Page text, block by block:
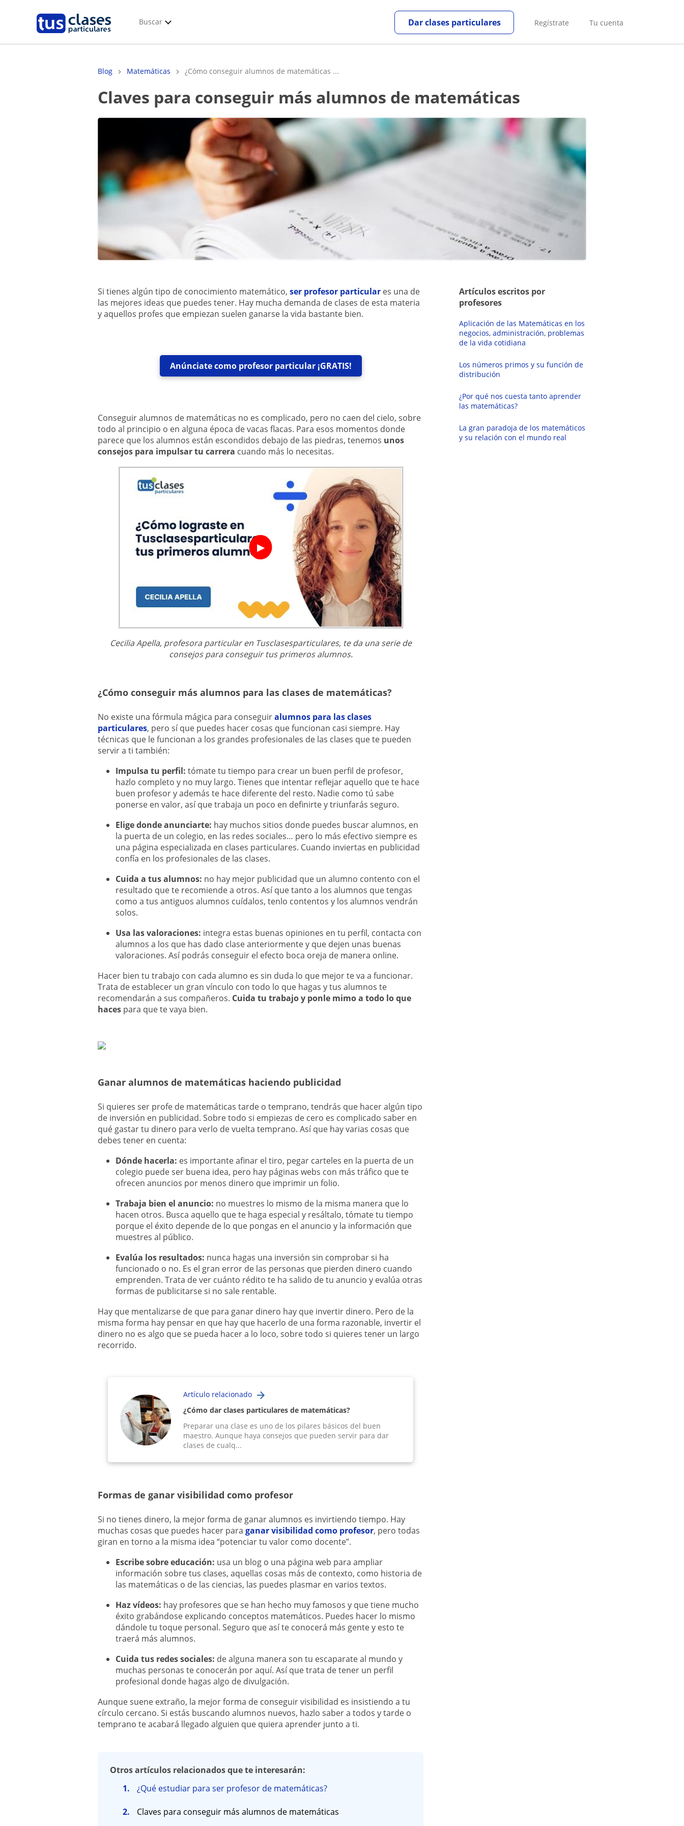
Buscar Regístrate Tu cuenta
Dar clases particulares
Blog Matemáticas ¿Cómo conseguir alumnos de matemáticas ...
Claves para conseguir más alumnos de matemáticas
Si tienes algún tipo de conocimiento matemático, ser profesor particular es una de
las mejores ideas que puedes tener. Hay mucha demanda de clases de esta materia
y aquellos profes que empiezan suelen ganarse la vida bastante bien.
Anúnciate como profesor particular ¡GRATIS!
Conseguir alumnos de matemáticas no es complicado, pero no caen del cielo, sobre
todo al principio o en alguna época de vacas flacas. Para esos momentos donde
parece que los alumnos están escondidos debajo de las piedras, tenemos unos
consejos para impulsar tu carrera cuando más lo necesitas.
▶
Cecilia Apella, profesora particular en Tusclasesparticulares, te da una serie de
consejos para conseguir tus primeros alumnos.
¿Cómo conseguir más alumnos para las clases de matemáticas?
No existe una fórmula mágica para conseguiralumnos para las clases
particulares, pero sí que puedes hacer cosas que funcionan casi siempre. Hay
técnicas que le funcionan a los grandes profesionales de las clases que te pueden
servir a ti también:
Impulsa tu perfil: tómate tu tiempo para crear un buen perfil de profesor,
hazlo completo y no muy largo. Tienes que intentar reflejar aquello que te hace
buen profesor y además te hace diferente del resto. Nadie como tú sabe
ponerse en valor, así que trabaja un poco en definirte y triunfarás seguro.
Elige donde anunciarte: hay muchos sitios donde puedes buscar alumnos, en
la puerta de un colegio, en las redes sociales… pero lo más efectivo siempre es
una página especializada en clases particulares. Cuando inviertas en publicidad
confía en los profesionales de las clases.
Cuida a tus alumnos: no hay mejor publicidad que un alumno contento con el
resultado que te recomiende a otros. Así que tanto a los alumnos que tengas
como a tus antiguos alumnos cuídalos, tenlo contentos y los alumnos vendrán
solos.
Usa las valoraciones: integra estas buenas opiniones en tu perfil, contacta con
alumnos a los que has dado clase anteriormente y que dejen unas buenas
valoraciones. Así podrás conseguir el efecto boca oreja de manera online.
Hacer bien tu trabajo con cada alumno es sin duda lo que mejor te va a funcionar.
Trata de establecer un gran vínculo con todo lo que hagas y tus alumnos te
recomendarán a sus compañeros. Cuida tu trabajo y ponle mimo a todo lo que
haces para que te vaya bien.
Ganar alumnos de matemáticas haciendo publicidad
Si quieres ser profe de matemáticas tarde o temprano, tendrás que hacer algún tipo
de inversión en publicidad. Sobre todo si empiezas de cero es complicado saber en
qué gastar tu dinero para verlo de vuelta temprano. Así que hay varias cosas que
debes tener en cuenta:
Dónde hacerla: es importante afinar el tiro, pegar carteles en la puerta de un
colegio puede ser buena idea, pero hay páginas webs con más tráfico que te
ofrecen anuncios por menos dinero que imprimir un folio.
Trabaja bien el anuncio: no muestres lo mismo de la misma manera que lo
hacen otros. Busca aquello que te haga especial y resáltalo, tómate tu tiempo
porque el éxito depende de lo que pongas en el anuncio y la información que
muestres al público.
Evalúa los resultados: nunca hagas una inversión sin comprobar si ha
funcionado o no. Es el gran error de las personas que pierden dinero cuando
emprenden. Trata de ver cuánto rédito te ha salido de tu anuncio y evalúa otras
formas de publicitarse si no sale rentable.
Hay que mentalizarse de que para ganar dinero hay que invertir dinero. Pero de la
misma forma hay pensar en que hay que hacerlo de una forma razonable, invertir el
dinero no es algo que se pueda hacer a lo loco, sobre todo si quieres tener un largo
recorrido.
Artículo relacionado
¿Cómo dar clases particulares de matemáticas?
Preparar una clase es uno de los pilares básicos del buen
maestro. Aunque haya consejos que pueden servir para dar
clases de cualq...
Formas de ganar visibilidad como profesor
Si no tienes dinero, la mejor forma de ganar alumnos es invirtiendo tiempo. Hay
muchas cosas que puedes hacer para ganar visibilidad como profesor, pero todas
giran en torno a la misma idea “potenciar tu valor como docente”.
Escribe sobre educación: usa un blog o una página web para ampliar
información sobre tus clases, aquellas cosas más de contexto, como historia de
las matemáticas o de las ciencias, las puedes plasmar en varios textos.
Haz vídeos: hay profesores que se han hecho muy famosos y que tiene mucho
éxito grabándose explicando conceptos matemáticos. Puedes hacer lo mismo
dándole tu toque personal. Seguro que así te conocerá más gente y esto te
traerá más alumnos.
Cuida tus redes sociales: de alguna manera son tu escaparate al mundo y
muchas personas te conocerán por aquí. Así que trata de tener un perfil
profesional donde hagas algo de divulgación.
Aunque suene extraño, la mejor forma de conseguir visibilidad es insistiendo a tu
círculo cercano. Si estás buscando alumnos nuevos, hazlo saber a todos y tarde o
temprano te acabará llegado alguien que quiera aprender junto a ti.
Otros artículos relacionados que te interesarán:
¿Qué estudiar para ser profesor de matemáticas?
Claves para conseguir más alumnos de matemáticas
Artículos escritos por
profesores
Aplicación de las Matemáticas en los
negocios, administración, problemas
de la vida cotidiana
Los números primos y su función de
distribución
¿Por qué nos cuesta tanto aprender
las matemáticas?
La gran paradoja de los matemáticos
y su relación con el mundo real